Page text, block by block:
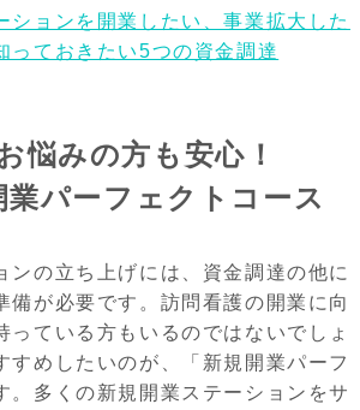
ョンを開業したい、事業拡大した
っておきたい5つの資金調達
悩みの方も安心！
パーフェクトコース
ンの立ち上げには、資金調達の他に
備が必要です。訪問看護の開業に向
っている方もいるのではないでしょ
すめしたいのが、「新規開業パーフ
。多くの新規開業ステーションをサ